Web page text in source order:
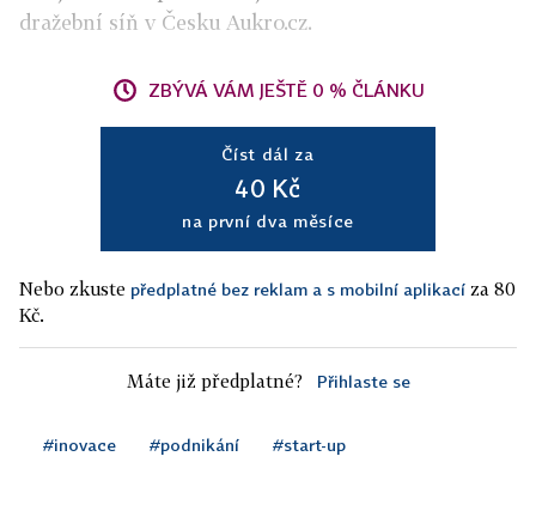
dražební síň v Česku Aukro.cz.
ZBÝVÁ VÁM JEŠTĚ 0 % ČLÁNKU
Číst dál za
40 Kč
na první dva měsíce
Nebo zkuste předplatné bez reklam a s mobilní aplikací za 80
Kč.
Máte již předplatné? Přihlaste se
#inovace #podnikání #start-up